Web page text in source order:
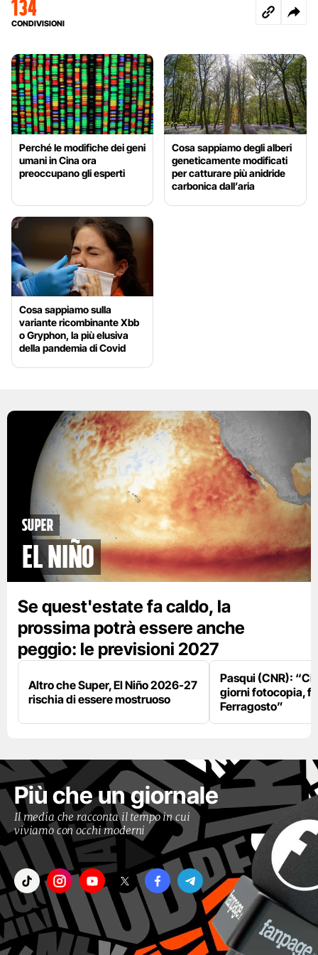
134
CONDIVISIONI
Perché le modifiche dei geni
umani in Cina ora
preoccupano gli esperti
Cosa sappiamo degli alberi
geneticamente modificati
per catturare più anidride
carbonica dall’aria
Cosa sappiamo sulla
variante ricombinante Xbb
o Gryphon, la più elusiva
della pandemia di Covid
Super
El Niño
Se quest'estate fa caldo, la
prossima potrà essere anche
peggio: le previsioni 2027
Altro che Super, El Niño 2026-27
rischia di essere mostruoso
Pasqui (CNR):
giorni fotocopia,
Ferragosto”
Più che un giornale
Il media che racconta il tempo in cui
viviamo con occhi moderni